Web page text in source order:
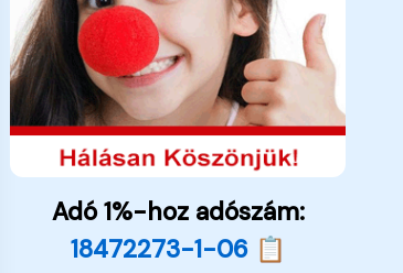
Adó 1%-hoz adószám:
18472273-1-06 📋